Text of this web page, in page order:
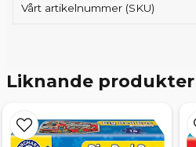
Vårt artikelnummer (SKU)
Liknande produkter